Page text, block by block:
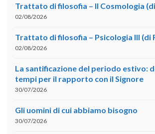
Trattato di filosofia – II Cosmologia
02/08/2026
Trattato di filosofia – Psicologia III (di
02/08/2026
La santificazione del periodo estivo:
tempi per il rapporto con il Signore
30/07/2026
Gli uomini di cui abbiamo bisogno
30/07/2026